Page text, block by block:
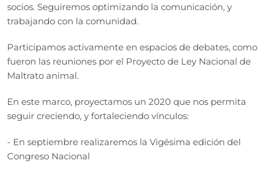
socios. Seguiremos optimizando la comunicación, y
trabajando con la comunidad.
Participamos activamente en espacios de debates, como
fueron las reuniones por el Proyecto de Ley Nacional de
Maltrato animal.
En este marco, proyectamos un 2020 que nos permita
seguir creciendo, y fortaleciendo vínculos:
- En septiembre realizaremos la Vigésima edición del
Congreso Nacional